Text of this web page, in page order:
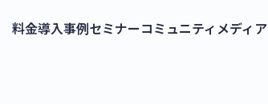
料金導入事例セミナーコミュニティ メディア